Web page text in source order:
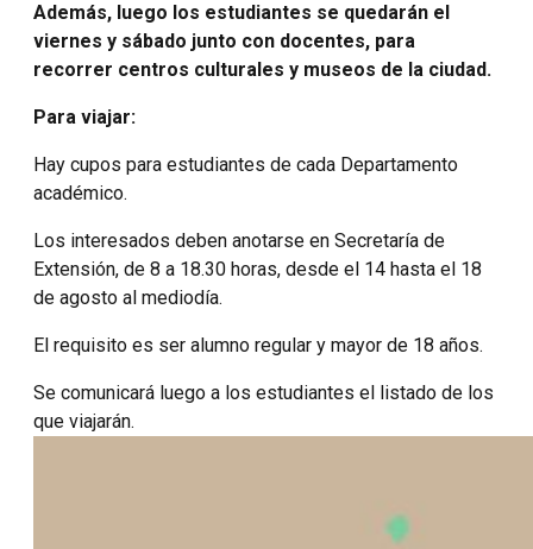
Además, luego los estudiantes se quedarán el
viernes y sábado junto con docentes, para
recorrer centros culturales y museos de la ciudad.
Para viajar:
Hay cupos para estudiantes de cada Departamento
académico.
Los interesados deben anotarse en Secretaría de
Extensión, de 8 a 18.30 horas, desde el 14 hasta el 18
de agosto al mediodía.
El requisito es ser alumno regular y mayor de 18 años.
Se comunicará luego a los estudiantes el listado de los
que viajarán.